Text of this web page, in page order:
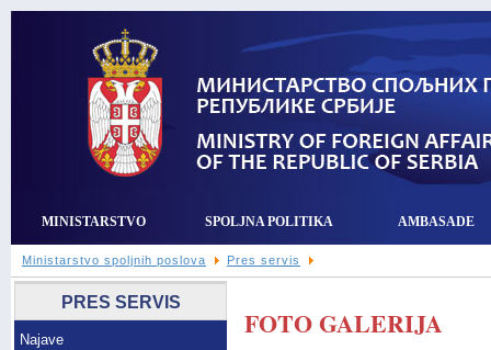
MINISTARSTVO SPOLJNA POLITIKA AMBASADE
Ministarstvo spoljnih poslova Pres servis
PRES SERVIS
Najave FOTO GALERIJA